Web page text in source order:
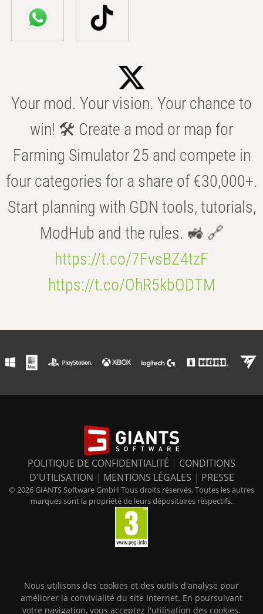
Your mod. Your vision. Your chance to
win! 🛠️ Create a mod or map for
Farming Simulator 25 and compete in
four categories for a share of €30,000+.
Start planning with GDN tools, tutorials,
ModHub and the rules. 🚜 🔗
https://t.co/7FvsBZ4tzF
https://t.co/OhR5kbODTM
POLITIQUE DE CONFIDENTIALITÉ | CONDITIONS
D'UTILISATION | MENTIONS LÉGALES | PRESSE
© 2026 GIANTS Software GmbH Tous droits réservés. Toutes les autres
marques sont la propriété de leurs dépositaires respectifs.
Nous utilisons des cookies et des outils d'analyse pour
améliorer la convivialité du site Internet. En poursuivant
votre navigation, vous acceptez l'utilisation des cookies.